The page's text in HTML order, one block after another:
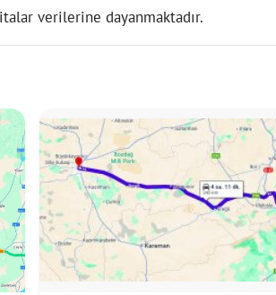
verilerine dayanmaktadır.